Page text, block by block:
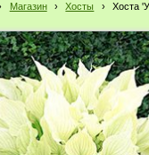
Магазин › Хосты › Хоста